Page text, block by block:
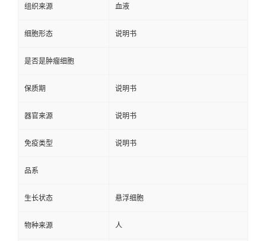
组织来源 血液
细胞形态 说明书
是否是肿瘤细胞
保质期 说明书
器官来源 说明书
免疫类型 说明书
品系
生长状态 悬浮细胞
物种来源 人